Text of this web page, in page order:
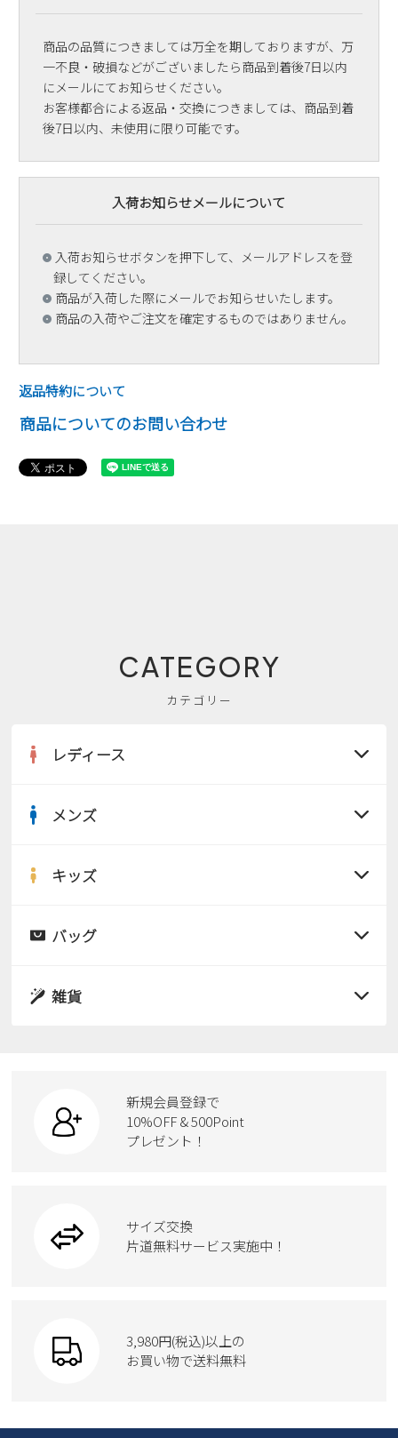
商品の品質につきましては万全を期しておりますが、万
一不良・破損などがございましたら商品到着後7日以内
にメールにてお知らせください。
お客様都合による返品・交換につきましては、商品到着
後7日以内、未使用に限り可能です。
入荷お知らせメールについて
入荷お知らせボタンを押下して、メールアドレスを登
録してください。
商品が入荷した際にメールでお知らせいたします。
商品の入荷やご注文を確定するものではありません。
返品特約について
商品についてのお問い合わせ
CATEGORY
カテゴリー
レディース
サンダル
スニーカー
カジュアルシューズ
ワークシューズ
ウェア
moz
メンズ
サンダル
ローファー
ブーツ
Parade
GAP
キッズ
サンダル
スクール
new balance
瞬足
バッグ
ボディバッグ
ハンドバッグ
トートバッグ
雑貨
ケア用品
新規会員登録で
10%OFF & 500Point
プレゼント！
サイズ交換
片道無料サービス実施中！
3,980円(税込)以上の
お買い物で送料無料